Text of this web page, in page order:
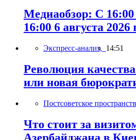
Медиаобзор: С 16:00
16:00 6 августа 2026
Экспресс-анализ, 14:51
Революция
или новая
Постсоветское
Что стоит за